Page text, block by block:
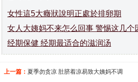
女性這5大癥狀說明正處於排卵期
女人大姨妈不来怎么回事 警惕这几个
经期保健 经期最适合的滋润汤
上一篇： 夏季勿贪凉 肚脐着凉易致大姨妈不调